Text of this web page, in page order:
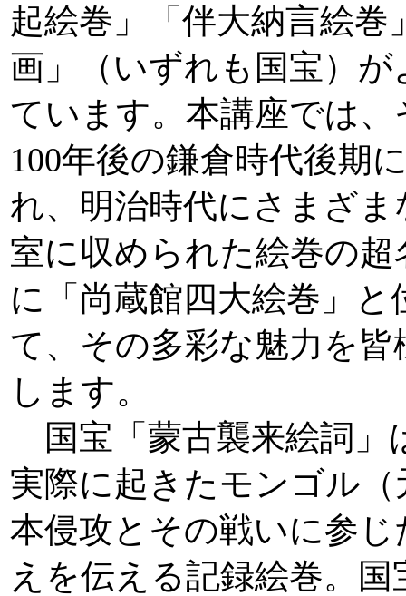
起絵巻」「伴大納言絵巻
画」（いずれも国宝）が
ています。本講座では
100年後の鎌倉時代後期
れ、明治時代にさまざま
室に収められた絵巻の超
に「尚蔵館四大絵巻」と
て、その多彩な魅力を皆
します。
国宝「蒙古襲来絵詞」
実際に起きたモンゴル（
本侵攻とその戦いに参じ
えを伝える記録絵巻。国